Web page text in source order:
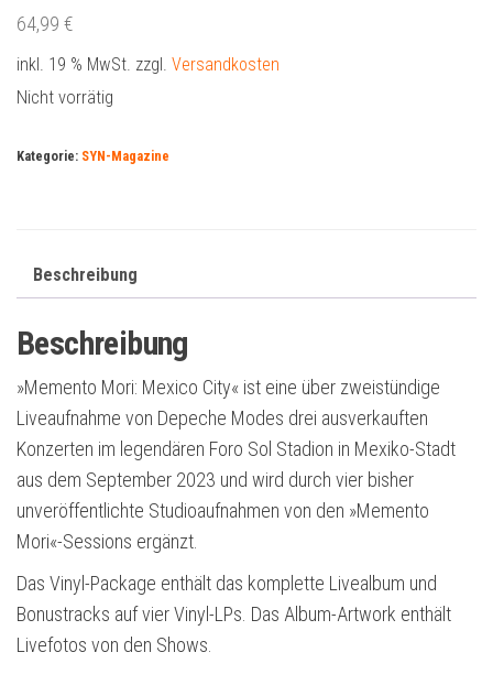
64,99 €
inkl. 19 % MwSt. zzgl. Versandkosten
Nicht vorrätig
Kategorie: SYN-Magazine
Beschreibung
Beschreibung
»Memento Mori: Mexico City« ist eine über zweistündige
Liveaufnahme von Depeche Modes drei ausverkauften
Konzerten im legendären Foro Sol Stadion in Mexiko-Stadt
aus dem September 2023 und wird durch vier bisher
unveröffentlichte Studioaufnahmen von den »Memento
Mori«-Sessions ergänzt.
Das Vinyl-Package enthält das komplette Livealbum und
Bonustracks auf vier Vinyl-LPs. Das Album-Artwork enthält
Livefotos von den Shows.